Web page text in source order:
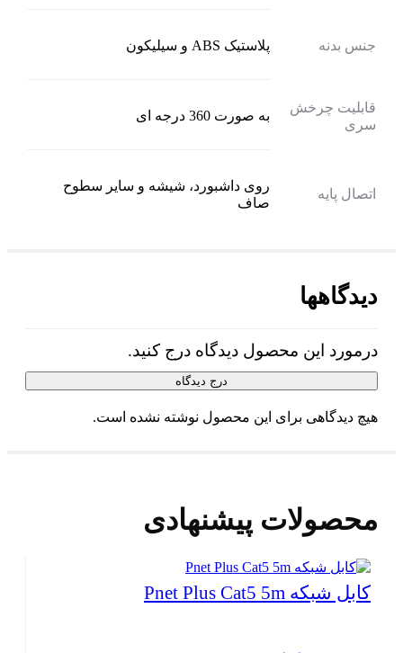
جنس بدنه پلاستیک ABS و سیلیکون
قابلیت چرخش
سری
به صورت 360 درجه ای
اتصال پایه
روی داشبورد، شیشه و سایر سطوح
صاف
دیدگاهها
درمورد این محصول دیدگاه درج کنید.
درج دیدگاه
هیچ دیدگاهی برای این محصول نوشته نشده است.
محصولات پیشنهادی
کابل شبکه Pnet Plus Cat5 5m